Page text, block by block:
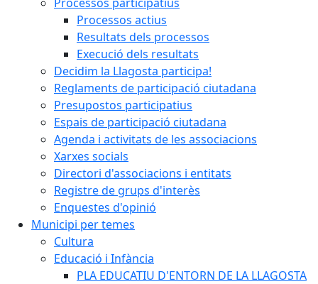
Processos actius
Resultats dels processos
Execució dels resultats
Decidim la Llagosta participa!
Reglaments de participació ciutadana
Presupostos participatius
Espais de participació ciutadana
Agenda i activitats de les associacions
Xarxes socials
Directori d'associacions i entitats
Registre de grups d'interès
Enquestes d'opinió
Municipi per temes
Cultura
Educació i Infància
PLA EDUCATIU D'ENTORN DE LA LLAGOSTA